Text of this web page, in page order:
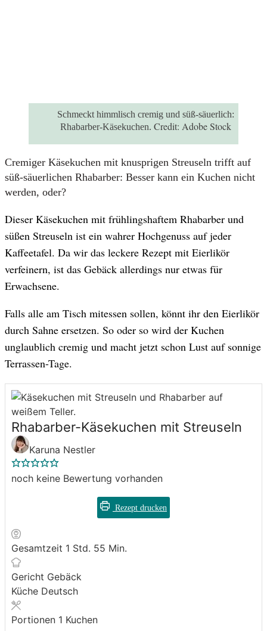
Schmeckt himmlisch cremig und süß-säuerlich:
Rhabarber-Käsekuchen. Credit: Adobe Stock
Cremiger Käsekuchen mit knusprigen Streuseln trifft auf
süß-säuerlichen Rhabarber: Besser kann ein Kuchen nicht
werden, oder?
Dieser Käsekuchen mit frühlingshaftem Rhabarber und
süßen Streuseln ist ein wahrer Hochgenuss auf jeder
Kaffeetafel. Da wir das leckere Rezept mit Eierlikör
verfeinern, ist das Gebäck allerdings nur etwas für
Erwachsene.
Falls alle am Tisch mitessen sollen, könnt ihr den Eierlikör
durch Sahne ersetzen. So oder so wird der Kuchen
unglaublich cremig und macht jetzt schon Lust auf sonnige
Terrassen-Tage.
Rhabarber-Käsekuchen mit Streuseln
Karuna Nestler
noch keine Bewertung vorhanden
Rezept drucken
Gesamtzeit 1 Stunde
Std. 55 Minuten
Min.
Gericht Gebäck
Küche Deutsch
Portionen 1 Kuchen